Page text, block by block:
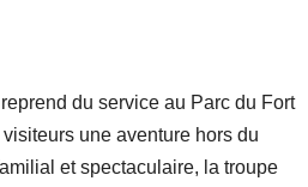
du service au Parc du Fort
une aventure hors du
et spectaculaire, la troupe